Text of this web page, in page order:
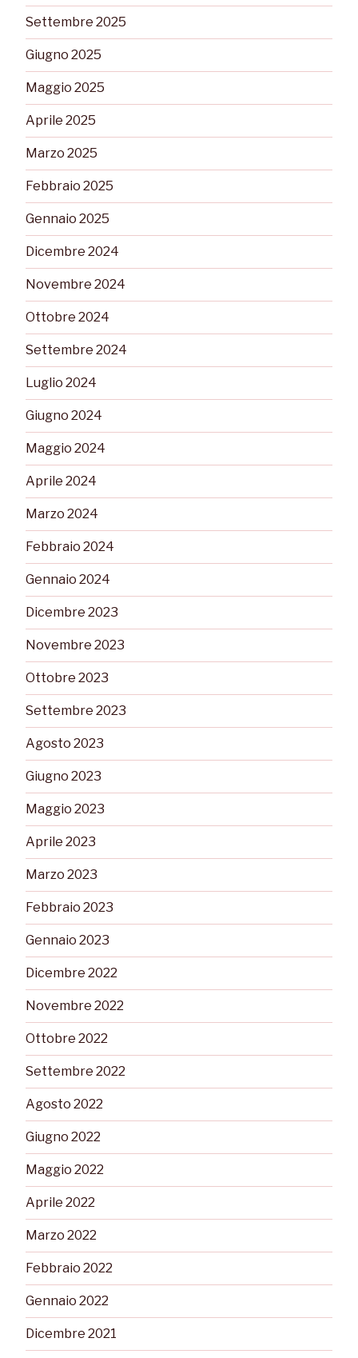
Settembre 2025
Giugno 2025
Maggio 2025
Aprile 2025
Marzo 2025
Febbraio 2025
Gennaio 2025
Dicembre 2024
Novembre 2024
Ottobre 2024
Settembre 2024
Luglio 2024
Giugno 2024
Maggio 2024
Aprile 2024
Marzo 2024
Febbraio 2024
Gennaio 2024
Dicembre 2023
Novembre 2023
Ottobre 2023
Settembre 2023
Agosto 2023
Giugno 2023
Maggio 2023
Aprile 2023
Marzo 2023
Febbraio 2023
Gennaio 2023
Dicembre 2022
Novembre 2022
Ottobre 2022
Settembre 2022
Agosto 2022
Giugno 2022
Maggio 2022
Aprile 2022
Marzo 2022
Febbraio 2022
Gennaio 2022
Dicembre 2021